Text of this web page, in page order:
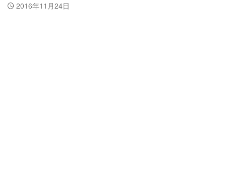
2016年11月24日